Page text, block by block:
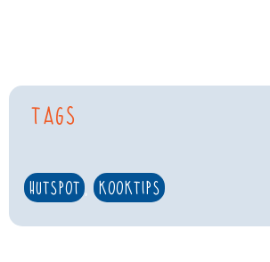
Tags
hutspot , kooktips